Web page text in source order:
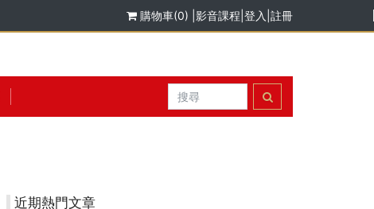
購物車(0) 影音課程 登入 註冊
近期熱門文章